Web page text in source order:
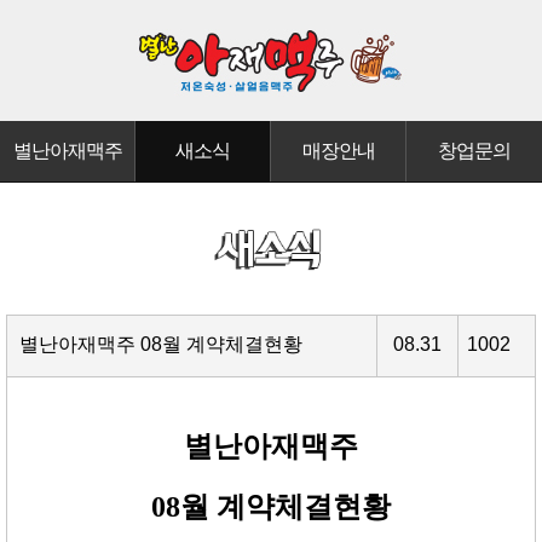
별난아재맥주 새소식 매장안내 창업문의
별난아재맥주 08월 계약체결현황 08.31 1002
별난아재맥주
08월 계약체결현황